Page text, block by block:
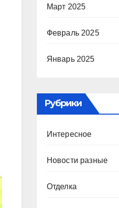
Март 2025
Февраль 2025
Январь 2025
Рубрики
Интересное
Новости разные
Отделка